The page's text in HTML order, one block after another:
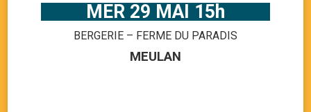
MER 29 MAI 15h
BERGERIE – FERME DU PARADIS
MEULAN